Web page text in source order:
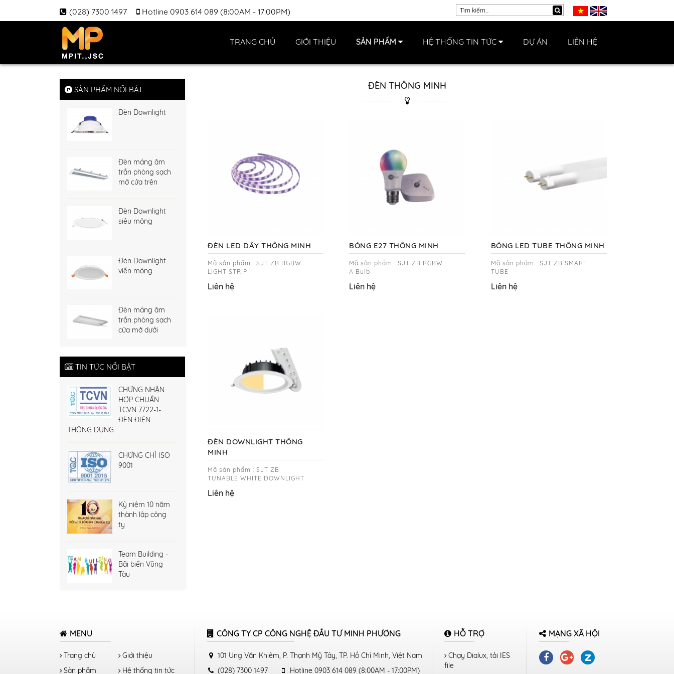
(028) 7300 1497 Hotline 0903 614 089 (8:00AM - 17:00PM)
TRANG CHỦ GIỚI THIỆU SẢN PHẨM HỆ THỐNG TIN TỨC DỰ ÁN LIÊN HỆ
SẢN PHẨM NỔI BẬT
Đèn Downlight
Đèn máng âm
trần phòng sạch
mở cửa trên
Đèn Downlight
siêu mỏng
Đèn Downlight
viền mỏng
Đèn máng âm
trần phòng sạch
cửa mở dưới
TIN TỨC NỔI BẬT
CHỨNG NHẬN
HỢP CHUẨN
TCVN 7722-1-
ĐÈN ĐIỆN
THÔNG DỤNG
CHỨNG CHỈ ISO
9001
Kỷ niệm 10 năm
thành lập công
ty
Team Building -
Bãi biển Vũng
Tàu
ĐÈN THÔNG MINH
ĐÈN LED DÂY THÔNG MINH
Mã sản phẩm : SJT ZB RGBW
LIGHT STRIP
Liên hệ
BÓNG E27 THÔNG MINH
Mã sản phẩm : SJT ZB RGBW
A Bulb
Liên hệ
BÓNG LED TUBE THÔNG MINH
Mã sản phẩm : SJT ZB SMART
TUBE
Liên hệ
ĐÈN DOWNLIGHT THÔNG
MINH
Mã sản phẩm : SJT ZB
TUNABLE WHITE DOWNLIGHT
Liên hệ
MENU
Trang chủ
Giới thiệu
Sản phẩm
Hệ thống tin tức
CÔNG TY CP CÔNG NGHỆ ĐẦU TƯ MINH PHƯƠNG
101 Ung Văn Khiêm, P. Thạnh Mỹ Tây, TP. Hồ Chí Minh, Việt Nam
(028) 7300 1497
Hotline 0903 614 089 (8:00AM - 17:00PM)
HỖ TRỢ
Chạy Dialux, tải IES
file
MẠNG XÃ HỘI